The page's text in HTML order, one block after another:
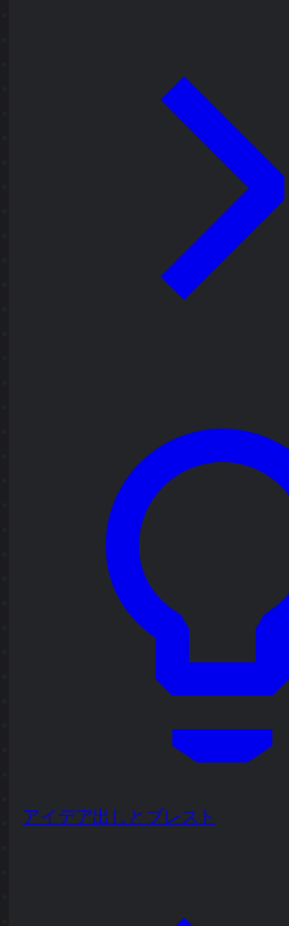
アイデア出しとブレスト